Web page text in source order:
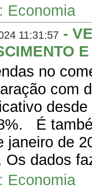
Economia
11:31:57 -
no
com
É
janeiro de
Os dados
Economia